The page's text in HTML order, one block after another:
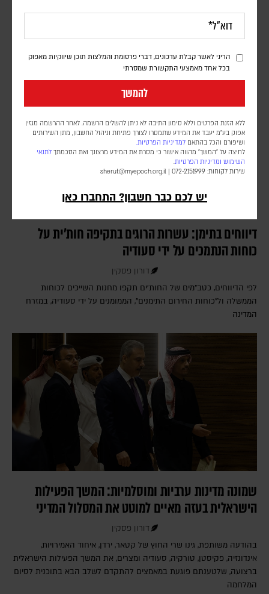
הריני לאשר קבלת עדכונים, דברי פרסומת והמלצות תוכן שיווקיות מאפוק
בכל אחד מאמצעי התקשורת שמסרתי
להמשך
ללא הזנת הפרטים וללא סימון התיבה לא ניתן להשלים הרשמה. לאחר ההרשמה מגזין
אפוק בע״מ יעבד את המידע שתמסרו לצורך פתיחת וניהול החשבון, מתן השירותים
ושיפורם והכל בהתאם למדיניות הפרטיות.
לחיצה על "המשך" מהווה אישור כי מסרת את המידע מרצונך ואת הסכמתך לתנאי
השימוש ומדיניות הפרטיות.
שירות לקוחות: 072-2151999 |
sherut@myepoch.org.il
יש לכם כבר חשבון? התחברו כאן
דורון פסקין
לפי סוכנות הידיעות בלומברג, סימולטור מלחמה שערך הפנטגון בחודש יולי
במפרץ הפכו את התרחיש התיאורטי למשבר אספקה ממשי
דיווחים בתימן: עשרות הרוגים בתקיפה חות'ית על
כוחות הנתמכים על ידי סעודיה
דורון פסקין
לפי הדיווחים, כטב"מים של החות'ים תקפו מחנות השייכים לכוחות
הממשלה ול"כוחות החירום התימנים", הממומנים על ידי סעודיה, במזרח
המדינה
שמונה מדינות ערביות ומוסלמיות: המשך הפעילות
הישראלית בעזה מאיים למוטט את המסלול המדיני
דורון פסקין
בהודעה משותפת, גינו שרי החוץ של קטאר, ירדן, איחוד האמירויות,
אינדונזיה, פקיסטן, טורקיה, סעודיה ומצרים, את המשך הפעילות הישראלית
ברצועה, שלטענתם פוגעת במאמצים להתקדם לשלב הבא בתוכנית לסיום
המלחמה